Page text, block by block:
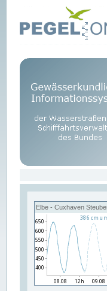
Elbe - Cuxhaven